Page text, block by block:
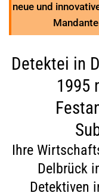
neue und
Detektei in
1995
Ihre
Delbrück
Detektiven